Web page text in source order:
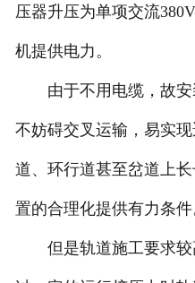
压器升压为单项交流
机提供电力。
由于不用电缆，故安
不妨碍交叉运输，易实
道、环行道甚至岔道上
置的合理化提供有力条件
但是轨道施工要求较